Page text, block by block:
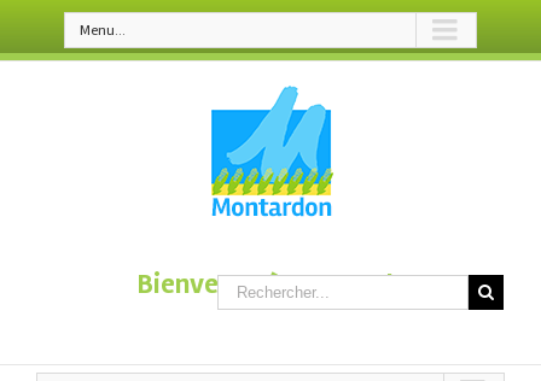
Menu...
Bienvenue à Montardon